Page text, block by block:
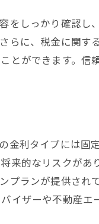
をしっかり確認し
に、税金に関す
とができます。信
金利タイプには固
来的なリスクがあ
プランが提供され
イザーや不動産エ